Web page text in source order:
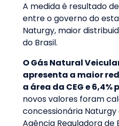
A medida é resultado
entre o governo do
Naturgy, maior
do Brasil.
O Gás Natural
apresenta a maior
a área da CEG e 6,4%
novos valores foram
concessionária
Agência Reguladora de